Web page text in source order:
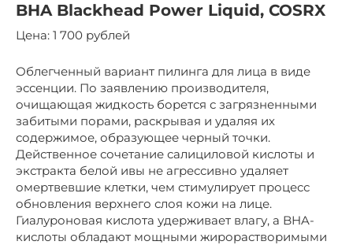
BHA Blackhead Power Liquid, COSRX
Цена: 1 700 рублей
Облегченный вариант пилинга для лица в виде
эссенции. По заявлению производителя,
очищающая жидкость борется с загрязненными
забитыми порами, раскрывая и удаляя их
содержимое, образующее черный точки.
Действенное сочетание салициловой кислоты и
экстракта белой ивы не агрессивно удаляет
омертвевшие клетки, чем стимулирует процесс
обновления верхнего слоя кожи на лице.
Гиалуроновая кислота удерживает влагу, а BHA-
кислоты обладают мощными жирорастворимыми